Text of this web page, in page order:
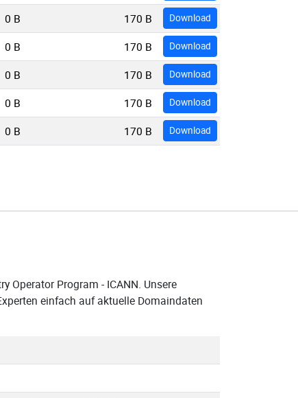
0 B 170 B Download
0 B 170 B Download
0 B 170 B Download
0 B 170 B Download
0 B 170 B Download
Operator Program - ICANN. Unsere
einfach auf aktuelle Domaindaten